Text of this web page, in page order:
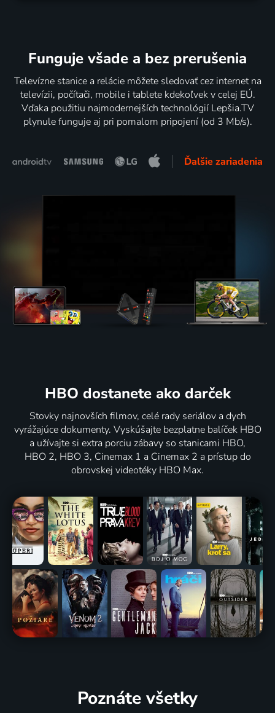
Funguje všade a bez prerušenia
Televízne stanice a relácie môžete sledovať cez internet na
televízii, počítači, mobile i tablete kdekoľvek v celej EÚ.
Vďaka použitiu najmodernejších technológií Lepšia.TV
plynule funguje aj pri pomalom pripojení (od 3 Mb/s).
Ďalšie zariadenia
HBO dostanete ako darček
Stovky najnovších filmov, celé rady seriálov a dych
vyrážajúce dokumenty. Vyskúšajte bezplatne balíček HBO
a užívajte si extra porciu zábavy so stanicami HBO,
HBO 2, HBO 3, Cinemax 1 a Cinemax 2 a prístup do
obrovskej videotéky HBO Max.
Poznáte všetky